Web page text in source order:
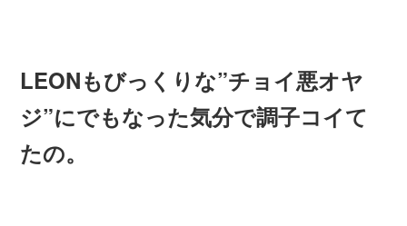
LEONもびっくりな”チョイ悪オヤ
ジ”にでもなった気分で調子コイて
たの。